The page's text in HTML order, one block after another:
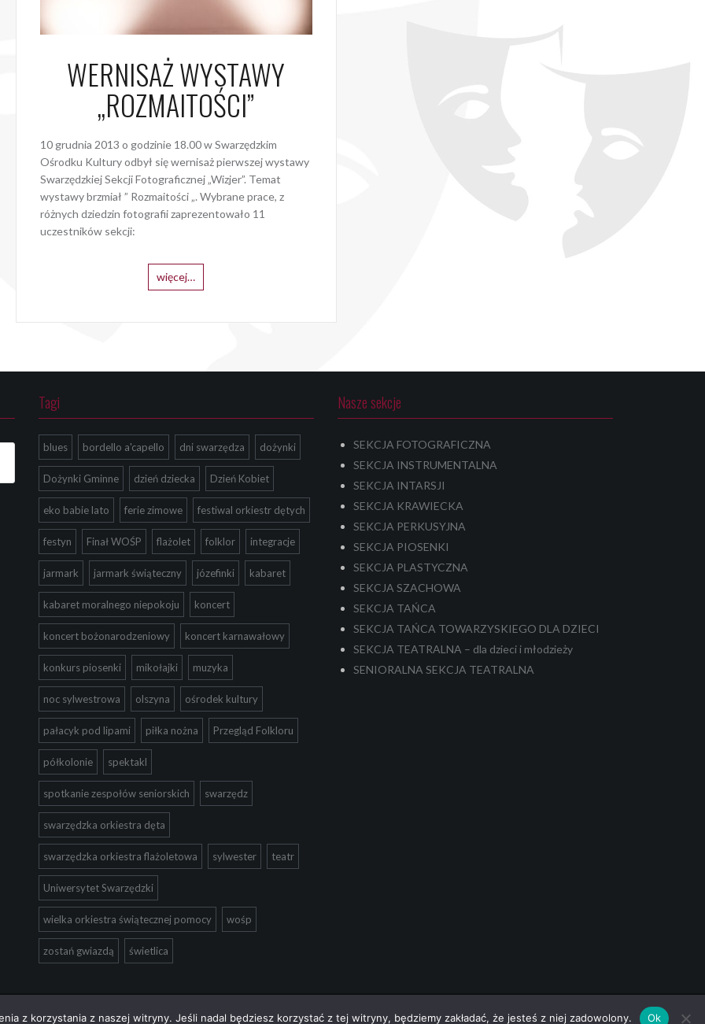
WERNISAŻ WYSTAWY
„ROZMAITOŚCI”
10 grudnia 2013 o godzinie 18.00 w Swarzędzkim
Ośrodku Kultury odbył się wernisaż pierwszej wystawy
Swarzędzkiej Sekcji Fotograficznej „Wizjer”. Temat
wystawy brzmiał ” Rozmaitości „. Wybrane prace, z
różnych dziedzin fotografii zaprezentowało 11
uczestników sekcji:
więcej…
Tagi
blues bordello a'capello dni swarzędza dożynki
Dożynki Gminne dzień dziecka Dzień Kobiet
eko babie lato ferie zimowe festiwal orkiestr dętych
festyn Finał WOŚP flażolet folklor integracje
jarmark jarmark świąteczny józefinki kabaret
kabaret moralnego niepokoju koncert
koncert bożonarodzeniowy koncert karnawałowy
konkurs piosenki mikołajki muzyka
noc sylwestrowa olszyna ośrodek kultury
pałacyk pod lipami piłka nożna Przegląd Folkloru
półkolonie spektakl
spotkanie zespołów seniorskich swarzędz
swarzędzka orkiestra dęta
swarzędzka orkiestra flażoletowa sylwester teatr
Uniwersytet Swarzędzki
wielka orkiestra świątecznej pomocy wośp
zostań gwiazdą świetlica
Nasze sekcje
SEKCJA FOTOGRAFICZNA
SEKCJA INSTRUMENTALNA
SEKCJA INTARSJI
SEKCJA KRAWIECKA
SEKCJA PERKUSYJNA
SEKCJA PIOSENKI
SEKCJA PLASTYCZNA
SEKCJA SZACHOWA
SEKCJA TAŃCA
SEKCJA TAŃCA TOWARZYSKIEGO DLA DZIECI
SEKCJA TEATRALNA – dla dzieci i młodzieży
SENIORALNA SEKCJA TEATRALNA
z korzystania z naszej witryny. Jeśli nadal będziesz korzystać z tej witryny, będziemy zakładać, że jesteś z niej zadowolony. Ok